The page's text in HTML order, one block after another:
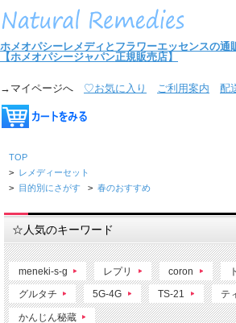
ホメオパシーレメディとフラワーエッセンスの通
【ホメオパシージャパン正規販売店】
→マイページへ ♡お気に入り ご利用案内 配
TOP
> レメディーセット
> 目的別にさがす > 春のおすすめ
☆人気のキーワード
meneki-s-g レプリ coron
グルタチ 5G-4G TS-21 テ
かんじん秘蔵